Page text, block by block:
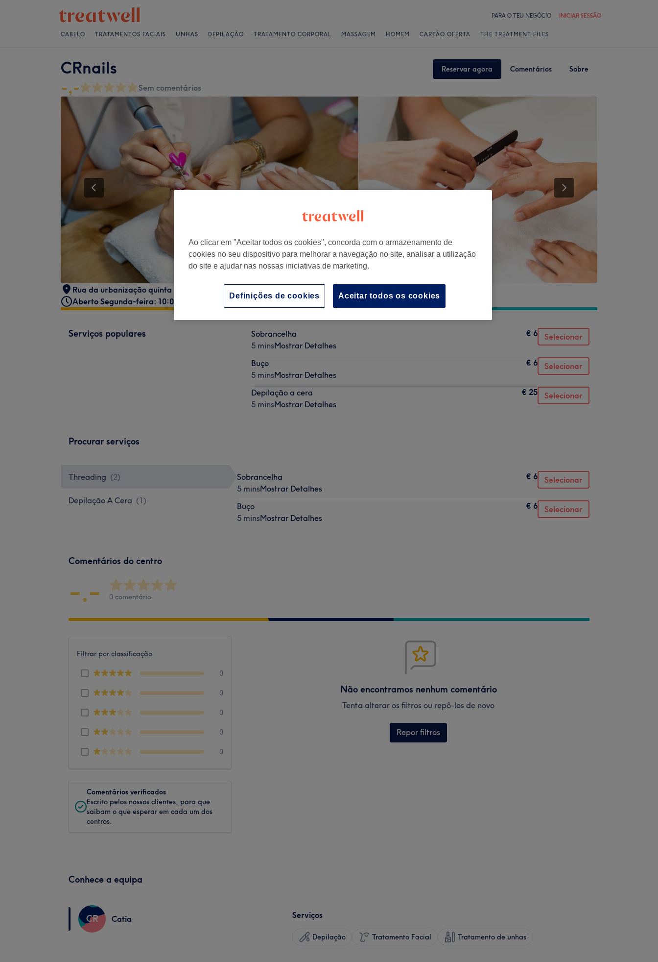
PARA O TEU NEGÓCIO INICIAR SESSÃO
CABELO TRATAMENTOS FACIAIS UNHAS DEPILAÇÃO TRATAMENTO CORPORAL MASSAGEM HOMEM CARTÃO OFERTA THE TREATMENT FILES
CRnails Reservar agora Comentários Sobre
-,- Sem comentários
Rua da urbanização quinta da pousada lt 11
Aberto Segunda-feira: 10:00 - 10:15
Serviços populares
Sobrancelha
5 minsMostrar Detalhes
€ 6 Selecionar
Buço
5 minsMostrar Detalhes
€ 6 Selecionar
Depilação a cera
5 minsMostrar Detalhes
€ 25 Selecionar
Procurar serviços
Threading (2)
Depilação A Cera (1)
Sobrancelha
5 minsMostrar Detalhes
€ 6 Selecionar
Buço
5 minsMostrar Detalhes
€ 6 Selecionar
Comentários do centro
-.- 0 comentário
Filtrar por classificação
0
0
0
0
0
Comentários verificados
Escrito pelos nossos clientes, para que
saibam o que esperar em cada um dos
centros.
Não encontramos nenhum comentário
Tenta alterar os filtros ou repô-los de novo
Repor filtros
Conhece a equipa
CR Catia Serviços
Depilação Tratamento Facial Tratamento de unhas
Ao clicar em "Aceitar todos os cookies", concorda com o armazenamento de
cookies no seu dispositivo para melhorar a navegação no site, analisar a utilização
do site e ajudar nas nossas iniciativas de marketing.
Aceitar todos os cookies
Definições de cookies